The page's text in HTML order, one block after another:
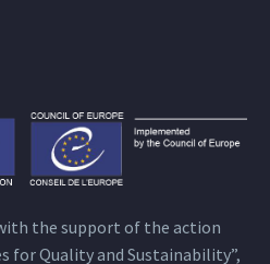
the support of the action
for Quality and Sustainability”,